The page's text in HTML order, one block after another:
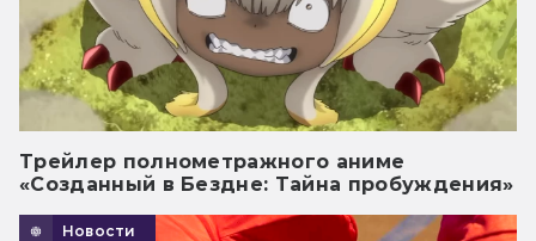
Трейлер полнометражного аниме
«Созданный в Бездне: Тайна пробуждения»
Новости